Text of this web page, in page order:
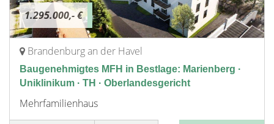
1.295.000,- €
Brandenburg an der Havel
Baugenehmigtes MFH in Bestlage: Marienberg ·
Uniklinikum · TH · Oberlandesgericht
Mehrfamilienhaus